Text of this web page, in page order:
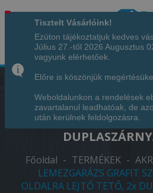
Hívjon minket!+36
LEMEZGARÁZS
KÉT OLDALRA
Főoldal - TERMÉKEK -
LEMEZGARÁZS GRAFIT
OLDALRA LEJTŐ TETŐ, 2x
Tisztelt Vásárlóink!
Ezúton tájékoztatjuk kedves
Július 27.-től 2026 Augusztus
vagyunk elérhetőek.
Előre is köszönjük
Weboldalunkon a rendelések
zavartalanul leadhatóak, de
után kerülnek feldolgozásra.